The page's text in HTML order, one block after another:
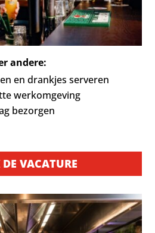
andere:
en drankjes serveren
werkomgeving
bezorgen
DE VACATURE